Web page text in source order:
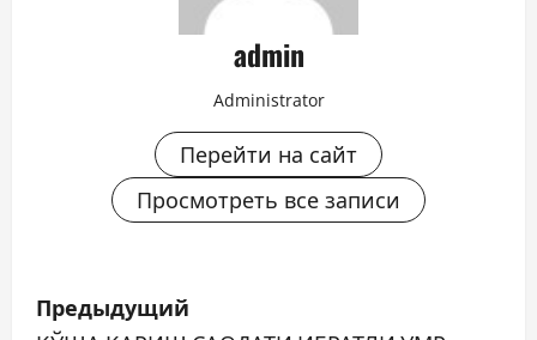
admin
Administrator
Перейти на сайт
Просмотреть все записи
Н
Предыдущий